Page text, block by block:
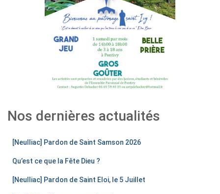
Nos dernières actualités
[Neulliac] Pardon de Saint Samson 2026
Qu’est ce que la Fête Dieu ?
[Neulliac] Pardon de Saint Eloi, le 5 Juillet